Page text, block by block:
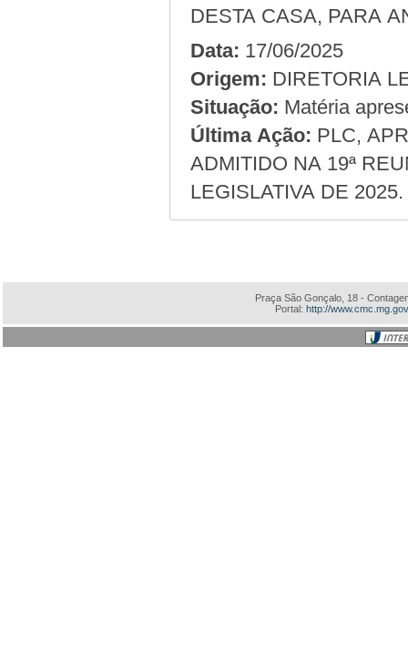
DESTA CASA, PARA
Data: 17/06/2025
Origem:
Situação: Matéria
Última Ação: PLC,
ADMITIDO NA 19ª
LEGISLATIVA DE 2025.
Praça São Gonçalo, 18 -
Portal: http://